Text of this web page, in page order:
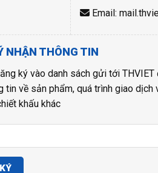
Email:
NHẬN THÔNG TIN
ký vào danh sách gửi tới THVIET
tin về sản phẩm, quá trình giao dịch
khấu khác